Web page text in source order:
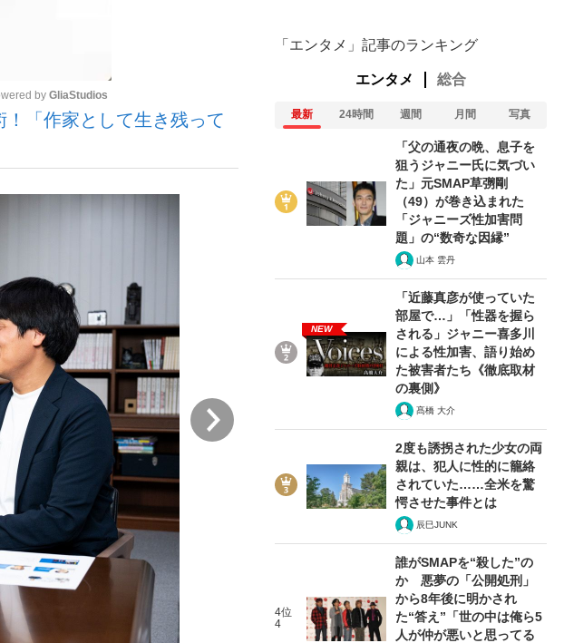
「クマが悪者扱いされているのが悲しい」『北の国から』倉本聰氏（91...
いまさら聞けない資産運用のすべて
by GliaStudios
「作家として生き残って
ベテラン・石田衣良が新人・井上先斗に教える実践的サ
「エンタメ」記事のランキング
エンタメ 総合
最新 24時間 週間 月間 写真
「父の通夜の晩、息子を
狙うジャニー氏に気づい
た」元SMAP草彅剛
（49）が巻き込まれた
「ジャニーズ性加害問
題」の“数奇な因縁”
山本 雲丹
NEW
「近藤真彦が使っていた
部屋で…」「性器を握ら
される」ジャニー喜多川
による性加害、語り始め
た被害者たち《徹底取材
の裏側》
髙橋 大介
2度も誘拐された少女の両
親は、犯人に性的に籠絡
されていた……全米を驚
愕させた事件とは
辰巳JUNK
4位
4
誰がSMAPを“殺した”の
か 悪夢の「公開処刑」
から8年後に明かされ
た“答え”「世の中は俺ら5
人が仲が悪いと思ってる